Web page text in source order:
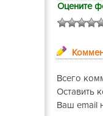
Оцените
Всего
Оставить
Ваш email